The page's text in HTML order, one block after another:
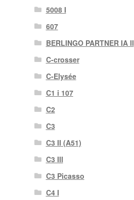
5008 I
607
BERLINGO PARTNER IA II
C-crosser
C-Elysée
C1 i 107
C2
C3
C3 II (A51)
C3 III
C3 Picasso
C4 I